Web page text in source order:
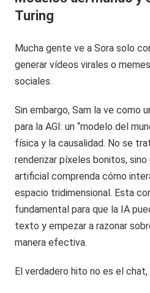
Turing
Mucha gente ve a Sora solo
generar vídeos virales o
sociales.
Sin embargo, Sam la ve como
para la AGI: un “modelo del
física y la causalidad. No se
renderizar píxeles bonitos,
artificial comprenda cómo
espacio tridimensional. Esta
fundamental para que la IA
texto y empezar a razonar
manera efectiva.
El verdadero hito no es el chat,